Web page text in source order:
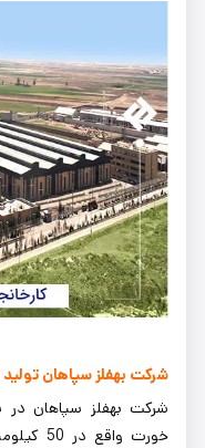
شرکت بهفلز سپاهان تولید
خورت